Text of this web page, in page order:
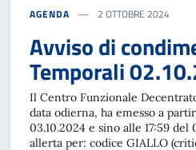
AGENDA 2 OTTOBRE 2024
Avviso di
Temporali
Il Centro Funzionale
data odierna, ha emesso a
03.10.2024 e sino alle 17:59 del
allerta per: codice GIALLO